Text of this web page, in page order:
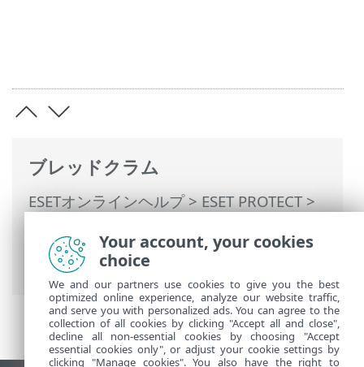
ブレッドクラム
ESETオンラインヘルプ>ESET PROTECT>
インメニュー> タスク>クライアントタス
> クライアントタスクトリガー
Your account, your cookies
choice
We and our partners use cookies to give you the best
optimized online experience, analyze our website traffic,
and serve you with personalized ads. You can agree to the
collection of all cookies by clicking "Accept all and close",
decline all non-essential cookies by choosing "Accept
essential cookies only", or adjust your cookie settings by
clicking "Manage cookies". You also have the right to